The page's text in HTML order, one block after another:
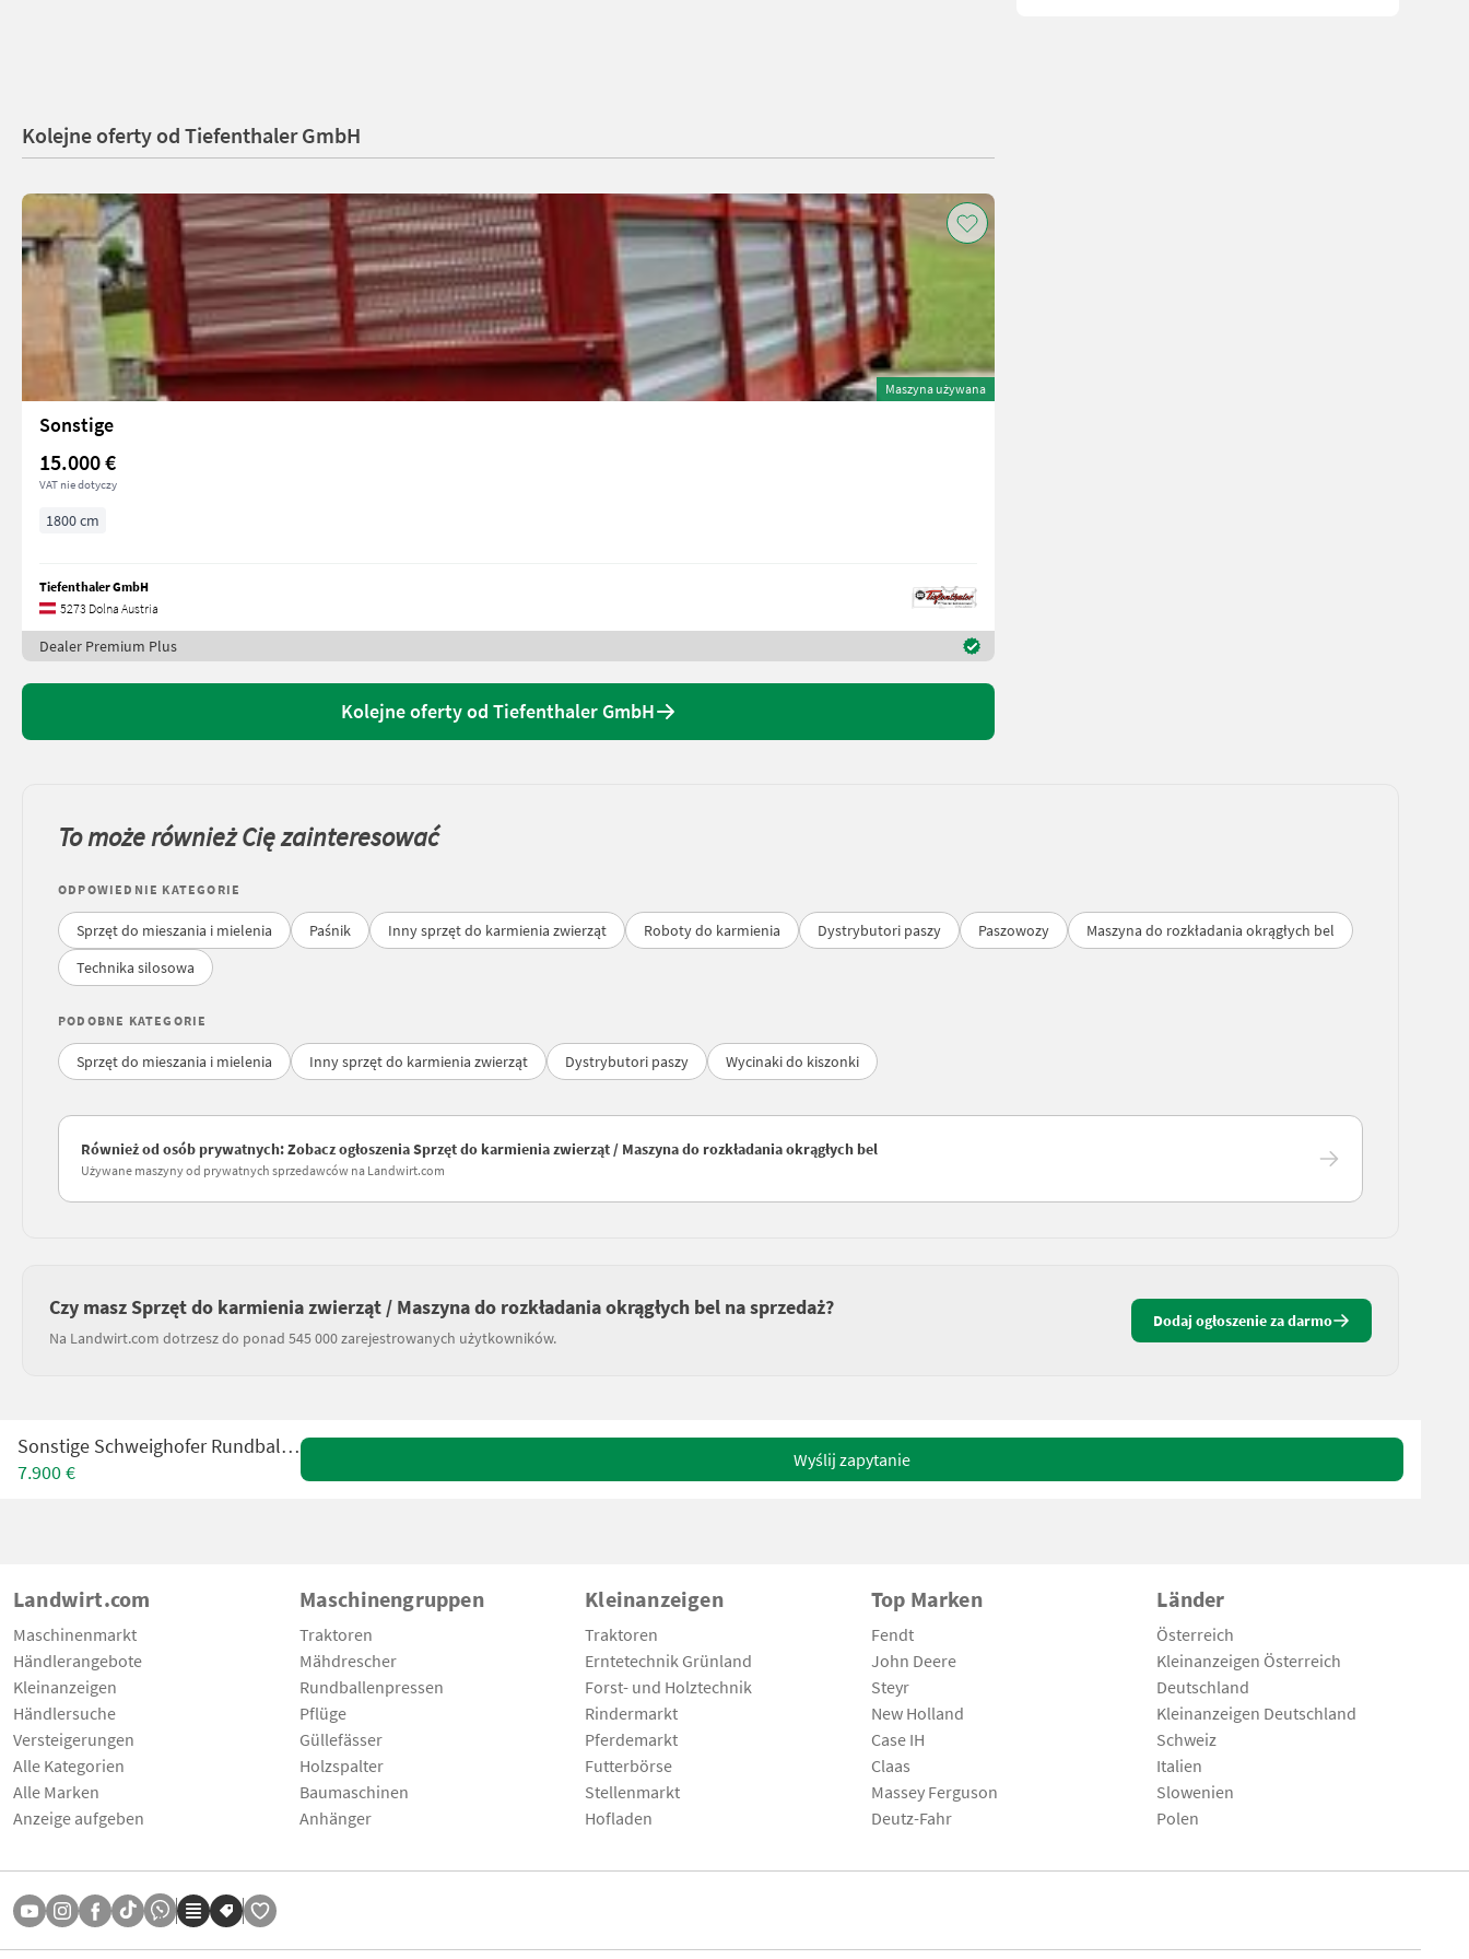
Kolejne oferty od Tiefenthaler GmbH
Maszyna używana
Sonstige
15.000 €
VAT nie dotyczy
1800 cm
Tiefenthaler GmbH
5273 Dolna Austria
Dealer Premium Plus
Kolejne oferty od Tiefenthaler GmbH
To może również Cię zainteresować
ODPOWIEDNIE KATEGORIE
Sprzęt do mieszania i mielenia Paśnik Inny sprzęt do karmienia zwierząt Roboty do karmienia Dystrybutori paszy Paszowozy
Maszyna do rozkładania okrągłych bel
Technika silosowa
PODOBNE KATEGORIE
Sprzęt do mieszania i mielenia Inny sprzęt do karmienia zwierząt Dystrybutori paszy Wycinaki do kiszonki
Również od osób prywatnych: Zobacz ogłoszenia Sprzęt do karmienia zwierząt / Maszyna do rozkładania okrągłych bel
Używane maszyny od prywatnych sprzedawców na Landwirt.com
Czy masz Sprzęt do karmienia zwierząt / Maszyna do rozkładania okrągłych bel na sprzedaż?
Na Landwirt.com dotrzesz do ponad 545 000 zarejestrowanych użytkowników.
Dodaj ogłoszenie za darmo
Sonstige Schweighofer Rundballenauflöser
7.900 €
Wyślij zapytanie
Landwirt.com
Maschinenmarkt
Händlerangebote
Kleinanzeigen
Händlersuche
Versteigerungen
Alle Kategorien
Alle Marken
Anzeige aufgeben
Maschinengruppen
Traktoren
Mähdrescher
Rundballenpressen
Pflüge
Güllefässer
Holzspalter
Baumaschinen
Anhänger
Kleinanzeigen
Traktoren
Erntetechnik Grünland
Forst- und Holztechnik
Rindermarkt
Pferdemarkt
Futterbörse
Stellenmarkt
Hofladen
Top Marken
Fendt
John Deere
Steyr
New Holland
Case IH
Claas
Massey Ferguson
Deutz-Fahr
Länder
Österreich
Kleinanzeigen Österreich
Deutschland
Kleinanzeigen Deutschland
Schweiz
Italien
Slowenien
Polen